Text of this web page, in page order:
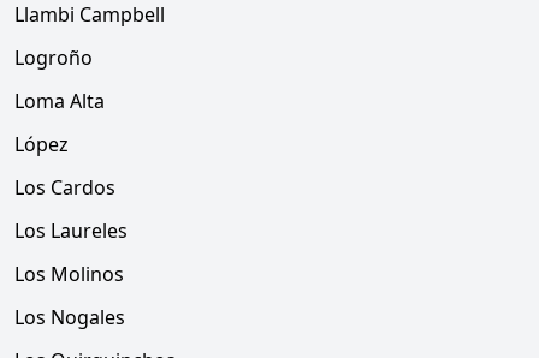
Llambi Campbell
Logroño
Loma Alta
López
Los Cardos
Los Laureles
Los Molinos
Los Nogales